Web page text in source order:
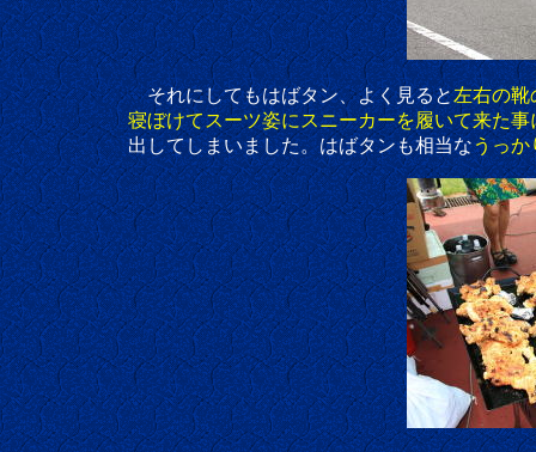
それにしてもはばタン、よく見ると左右の靴
寝ぼけてスーツ姿にスニーカーを履いて来た
出してしまいました。はばタンも相当なうっか